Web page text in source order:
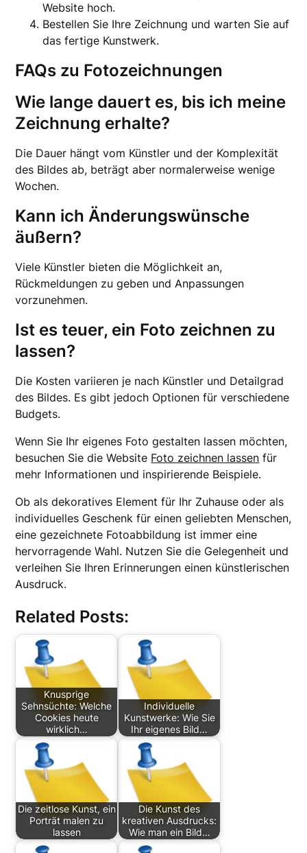
Website hoch.
Bestellen Sie Ihre Zeichnung und warten Sie auf
das fertige Kunstwerk.
FAQs zu Fotozeichnungen
Wie lange dauert es, bis ich meine
Zeichnung erhalte?
Die Dauer hängt vom Künstler und der Komplexität
des Bildes ab, beträgt aber normalerweise wenige
Wochen.
Kann ich Änderungswünsche
äußern?
Viele Künstler bieten die Möglichkeit an,
Rückmeldungen zu geben und Anpassungen
vorzunehmen.
Ist es teuer, ein Foto zeichnen zu
lassen?
Die Kosten variieren je nach Künstler und Detailgrad
des Bildes. Es gibt jedoch Optionen für verschiedene
Budgets.
Wenn Sie Ihr eigenes Foto gestalten lassen möchten,
besuchen Sie die Website Foto zeichnen lassen für
mehr Informationen und inspirierende Beispiele.
Ob als dekoratives Element für Ihr Zuhause oder als
individuelles Geschenk für einen geliebten Menschen,
eine gezeichnete Fotoabbildung ist immer eine
hervorragende Wahl. Nutzen Sie die Gelegenheit und
verleihen Sie Ihren Erinnerungen einen künstlerischen
Ausdruck.
Related Posts:
Knusprige
Sehnsüchte: Welche
Cookies heute
wirklich…
Individuelle
Kunstwerke: Wie Sie
Ihr eigenes Bild…
Die zeitlose Kunst, ein
Porträt malen zu
lassen
Die Kunst des
kreativen Ausdrucks:
Wie man ein Bild…